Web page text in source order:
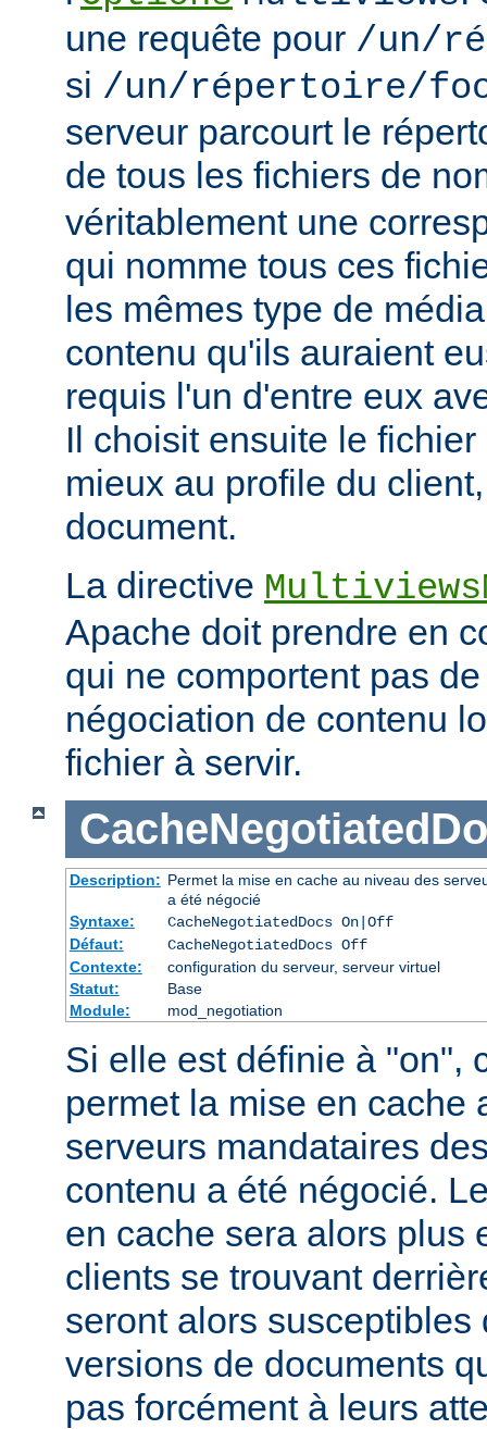
une requête pour /un/
si /un/répertoire/
serveur parcourt le
de tous les fichiers de
véritablement une
qui nomme tous ces
les mêmes type de
contenu qu'ils auraient
requis l'un d'entre eux
Il choisit ensuite le
mieux au profile du
document.
La directive
Apache doit prendre en
qui ne comportent pas
négociation de contenu
fichier à servir.
Description: Permet la mise en cache au niveau des
a été négocié
Syntaxe:
CacheNegotiatedDocs On|Off
Défaut:
CacheNegotiatedDocs Off
Contexte:
configuration du serveur, serveur virtuel
Statut:
Base
Module:
mod_negotiation
Si elle est définie à "on",
permet la mise en cache
serveurs mandataires
contenu a été négocié.
en cache sera alors plus
clients se trouvant
seront alors
versions de documents
pas forcément à leurs